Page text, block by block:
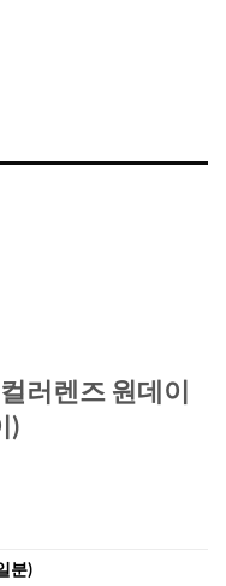
러렌즈 원데이
)
분)